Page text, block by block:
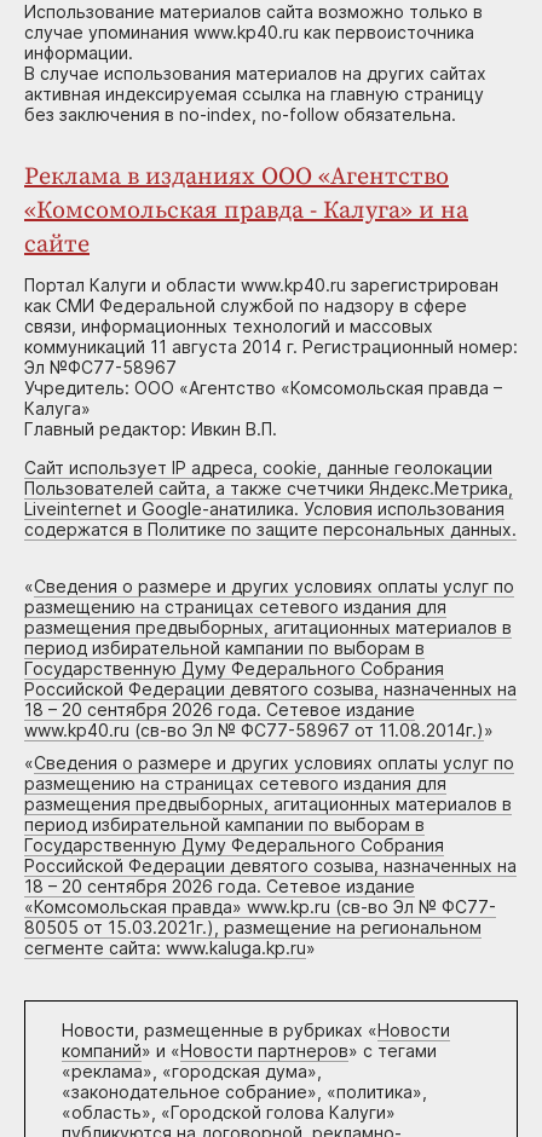
Использование материалов сайта возможно только в
случае упоминания www.kp40.ru как первоисточника
информации.
В случае использования материалов на других сайтах
активная индексируемая ссылка на главную страницу
без заключения в no-index, no-follow обязательна.
Реклама в изданиях ООО «Агентство
«Комсомольская правда - Калуга» и на
сайте
Портал Калуги и области www.kp40.ru зарегистрирован
как СМИ Федеральной службой по надзору в сфере
связи, информационных технологий и массовых
коммуникаций 11 августа 2014 г. Регистрационный номер:
Эл №ФС77-58967
Учредитель: ООО «Агентство «Комсомольская правда –
Калуга»
Главный редактор: Ивкин В.П.
Сайт использует IP адреса, cookie, данные геолокации
Пользователей сайта, а также счетчики Яндекс.Метрика,
Liveinternet и Google-анатилика. Условия использования
содержатся в Политике по защите персональных данных.
«Сведения о размере и других условиях оплаты услуг по
размещению на страницах сетевого издания для
размещения предвыборных, агитационных материалов в
период избирательной кампании по выборам в
Государственную Думу Федерального Собрания
Российской Федерации девятого созыва, назначенных на
18 – 20 сентября 2026 года. Сетевое издание
www.kp40.ru (св-во Эл № ФС77-58967 от 11.08.2014г.)»
«Сведения о размере и других условиях оплаты услуг по
размещению на страницах сетевого издания для
размещения предвыборных, агитационных материалов в
период избирательной кампании по выборам в
Государственную Думу Федерального Собрания
Российской Федерации девятого созыва, назначенных на
18 – 20 сентября 2026 года. Сетевое издание
«Комсомольская правда» www.kp.ru (св-во Эл № ФС77-
80505 от 15.03.2021г.), размещение на региональном
сегменте сайта: www.kaluga.kp.ru»
Новости, размещенные в рубриках «Новости
компаний» и «Новости партнеров» с тегами
«реклама», «городская дума»,
«законодательное собрание», «политика»,
«область», «Городской голова Калуги»